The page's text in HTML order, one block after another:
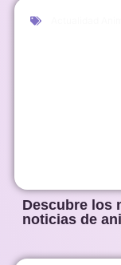
Descubre los
noticias de